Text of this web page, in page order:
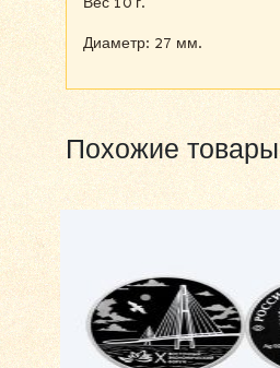
Диаметр: 27 мм.
Похожие товары